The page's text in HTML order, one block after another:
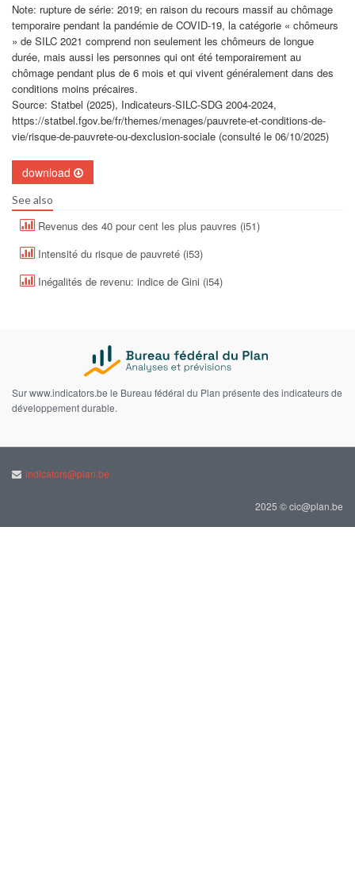
Note: rupture de série: 2019; en raison du recours massif au chômage
temporaire pendant la pandémie de COVID-19, la catégorie « chômeurs
» de SILC 2021 comprend non seulement les chômeurs de longue
durée, mais aussi les personnes qui ont été temporairement au
chômage pendant plus de 6 mois et qui vivent généralement dans des
conditions moins précaires.
Source: Statbel (2025), Indicateurs-SILC-SDG 2004-2024,
https://statbel.fgov.be/fr/themes/menages/pauvrete-et-conditions-de-
vie/risque-de-pauvrete-ou-dexclusion-sociale (consulté le 06/10/2025)
download
See also
Revenus des 40 pour cent les plus pauvres (i51)
Intensité du risque de pauvreté (i53)
Inégalités de revenu: indice de Gini (i54)
Sur www.indicators.be le Bureau fédéral du Plan présente des indicateurs de
développement durable.
indicators@plan.be
2025 © cic@plan.be